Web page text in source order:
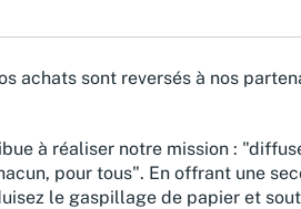
achats sont reversés à nos
à réaliser notre mission :
pour tous". En offrant une
le gaspillage de papier et